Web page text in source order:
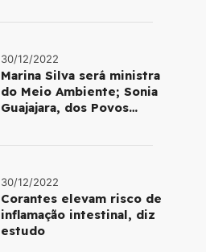
30/12/2022
Marina Silva será ministra
do Meio Ambiente; Sonia
Guajajara, dos Povos
30/12/2022
Corantes elevam risco de
inflamação intestinal, diz
estudo